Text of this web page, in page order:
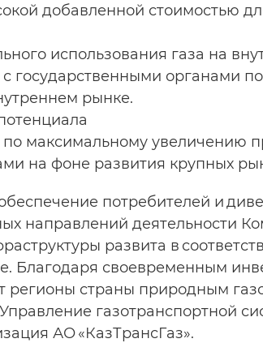
добавленной стоимостью
использования газа на
государственными органами
рынке.
максимальному увеличению
на фоне развития крупных
потребителей и
направлений деятельности
развита в
Благодаря своевременным
регионы страны природным
газотранспортной
АО «КазТрансГаз».